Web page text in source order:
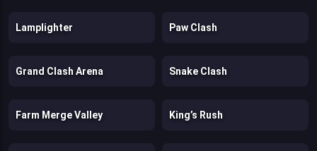
Lamplighter Paw Clash
Grand Clash Arena Snake Clash
Farm Merge Valley King’s Rush